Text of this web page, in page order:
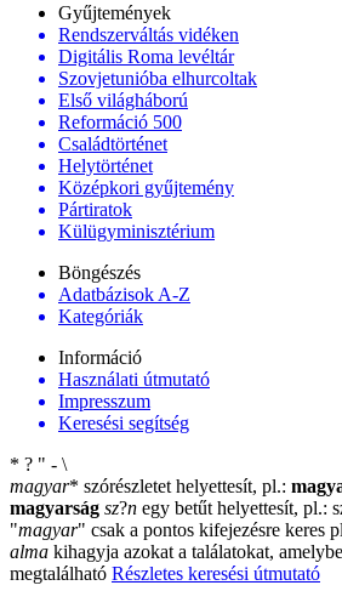
Gyűjtemények
Rendszerváltás vidéken
Digitális Roma levéltár
Szovjetunióba elhurcoltak
Első világháború
Reformáció 500
Családtörténet
Helytörténet
Középkori gyűjtemény
Pártiratok
Külügyminisztérium
Böngészés
Adatbázisok A-Z
Kategóriák
Információ
Használati útmutató
Impresszum
Keresési segítség
* ? " - \
magyar* szórészletet helyettesít, pl.:
magyarság sz?n egy betűt helyettesít, pl.:
"magyar" csak a pontos kifejezésre keres
alma kihagyja azokat a találatokat,
megtalálható Részletes keresési útmutató